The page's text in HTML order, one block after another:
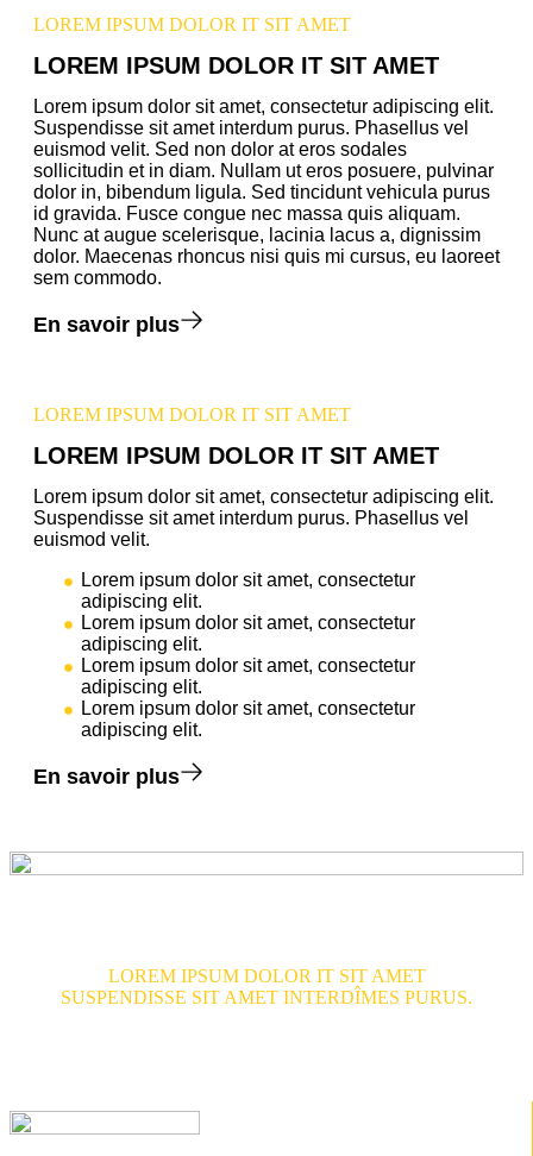
LOREM IPSUM DOLOR IT SIT AMET
LOREM IPSUM DOLOR IT SIT AMET
Lorem ipsum dolor sit amet, consectetur adipiscing elit.
Suspendisse sit amet interdum purus. Phasellus vel
euismod velit. Sed non dolor at eros sodales
sollicitudin et in diam. Nullam ut eros posuere, pulvinar
dolor in, bibendum ligula. Sed tincidunt vehicula purus
id gravida. Fusce congue nec massa quis aliquam.
Nunc at augue scelerisque, lacinia lacus a, dignissim
dolor. Maecenas rhoncus nisi quis mi cursus, eu laoreet
sem commodo.
En savoir plus
LOREM IPSUM DOLOR IT SIT AMET
LOREM IPSUM DOLOR IT SIT AMET
Lorem ipsum dolor sit amet, consectetur adipiscing elit.
Suspendisse sit amet interdum purus. Phasellus vel
euismod velit.
Lorem ipsum dolor sit amet, consectetur
adipiscing elit.
Lorem ipsum dolor sit amet, consectetur
adipiscing elit.
Lorem ipsum dolor sit amet, consectetur
adipiscing elit.
Lorem ipsum dolor sit amet, consectetur
adipiscing elit.
En savoir plus
LOREM IPSUM DOLOR IT SIT AMET
SUSPENDISSE SIT AMET INTERDÎMES PURUS.